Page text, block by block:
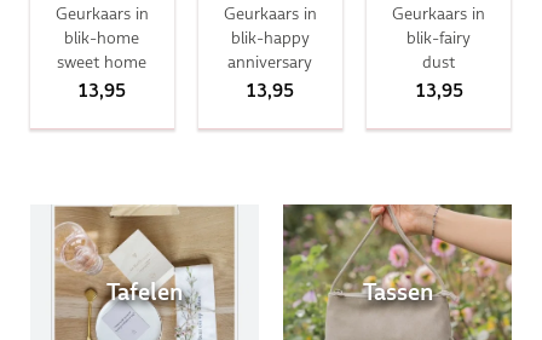
Geurkaars in
blik-home
sweet home
13,95
Geurkaars in
blik-happy
anniversary
13,95
Geurkaars in
blik-fairy
dust
13,95
Tafelen Tassen